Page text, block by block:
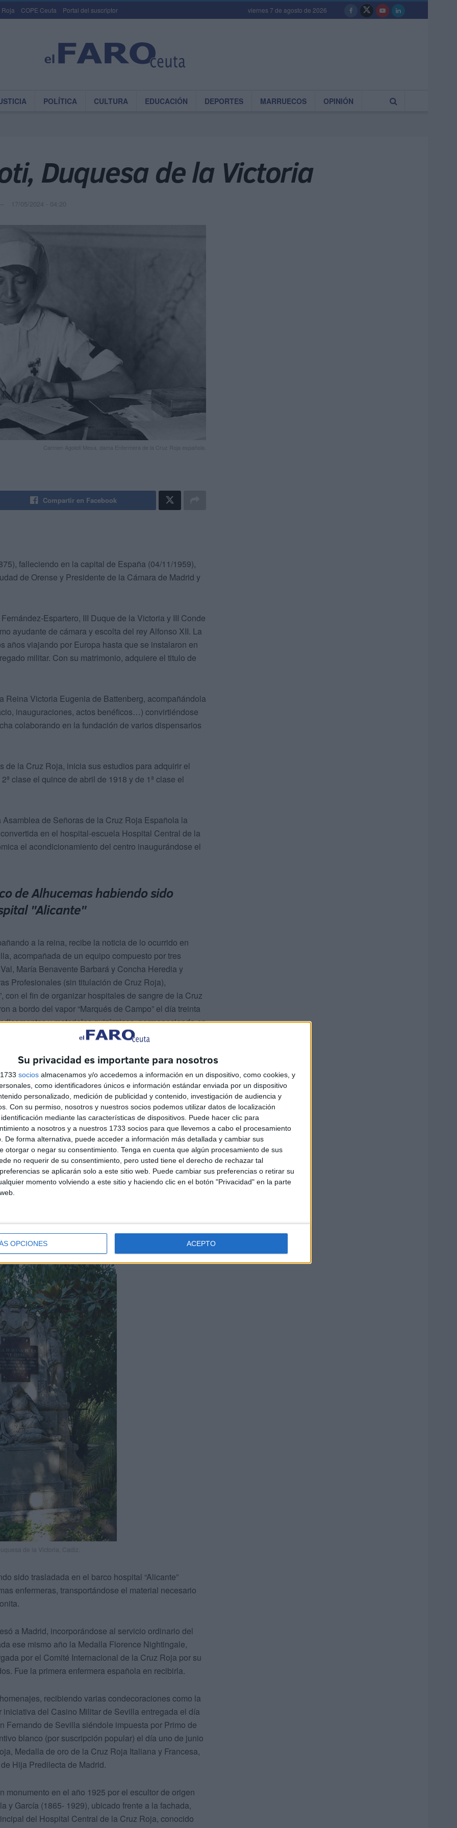
Su privacidad es importante para nosotros
socios almacenamos y/o accedemos a información en un dispositivo, como cookies, y
como identificadores únicos e información estándar enviada por un dispositivo
personalizado, medición de publicidad y contenido, investigación de audiencia y
Con su permiso, nosotros y nuestros socios podemos utilizar datos de localización
mediante las características de dispositivos. Puede hacer clic para
a nosotros y a nuestros 1733 socios para que llevemos a cabo el procesamiento
De forma alternativa, puede acceder a información más detallada y cambiar sus
otorgar o negar su consentimiento. Tenga en cuenta que algún procesamiento de sus
no requerir de su consentimiento, pero usted tiene el derecho de rechazar tal
se aplicarán solo a este sitio web. Puede cambiar sus preferencias o retirar su
momento volviendo a este sitio y haciendo clic en el botón "Privacidad" en la parte
OPCIONES ACEPTO
Roja COPE Ceuta Portal del suscriptor viernes 7 de agosto de 2026
POLÍTICA CULTURA EDUCACIÓN DEPORTES MARRUECOS OPINIÓN
Duquesa de la Victoria
17/05/2024 - 04:20
Carmen Agoloti Mesa, dama Enfermera de la Cruz Roja española.
Compartir en Facebook
falleciendo en la capital de España (04/11/1959),
de Orense y Presidente de la Cámara de Madrid y
Espartero, III Duque de la Victoria y III Conde
ayudante de cámara y escolta del rey Alfonso XII. La
años viajando por Europa hasta que se instalaron en
militar. Con su matrimonio, adquiere el titulo de
Reina Victoria Eugenia de Battenberg, acompañándola
inauguraciones, actos benéficos…) convirtiéndose
colaborando en la fundación de varios dispensarios
de la Cruz Roja, inicia sus estudios para adquirir el
clase el quince de abril de 1918 y de 1ª clase el
de Señoras de la Cruz Roja Española la
en el hospital-escuela Hospital Central de la
el acondicionamiento del centro inaugurándose el
de Alhucemas habiendo sido
"Alicante"
a la reina, recibe la noticia de lo ocurrido en
acompañada de un equipo compuesto por tres
María Benavente Barbará y Concha Heredia y
Profesionales (sin titulación de Cruz Roja),
con el fin de organizar hospitales de sangre de la Cruz
a bordo del vapor “Marqués de Campo” el día treinta
y materiales quirúrgicos, permaneciendo en
hospitales desplazándose a ciudades como Tetuán,
Roja en Melilla en los locales de las escuelas de los
los locales que le habían sido ofrecidos para la
a albergar a los soldados heridos evacuados. Llegó
el cual transportaba 250 heridos y enfermos
una vez desembarcados, recorrió junto al
Roja local los hospitales ya instalados. Esa
en el vapor “Monte Toro para regresar a Melilla.
de la Victoria, Cadiz.
sido trasladada en el barco hospital “Alicante”
enfermeras, transportándose el material necesario
a Madrid, incorporándose al servicio ordinario del
ese mismo año la Medalla Florence Nightingale,
por el Comité Internacional de la Cruz Roja por su
Fue la primera enfermera española en recibirla.
recibiendo varias condecoraciones como la
del Casino Militar de Sevilla entregada el día
Fernando de Sevilla siéndole impuesta por Primo de
blanco (por suscripción popular) el día uno de junio
Medalla de oro de la Cruz Roja Italiana y Francesa,
Hija Predilecta de Madrid.
monumento en el año 1925 por el escultor de origen
y García (1865- 1929), ubicado frente a la fachada,
del Hospital Central de la Cruz Roja, conocido